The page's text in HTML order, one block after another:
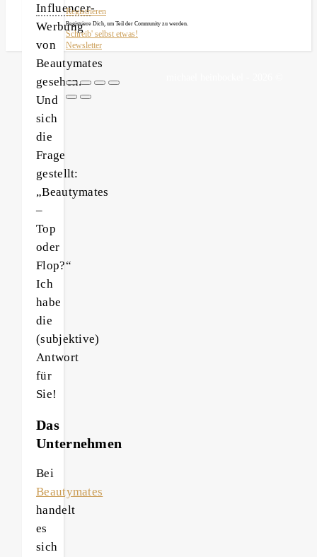
Influencer-
Werbung
von
Beautymates
gesehen.
Und
sich
die
Frage
gestellt:
„Beautymates
–
Top
oder
Flop?“
Ich
habe
die
(subjektive)
Antwort
für
Sie!
Das
Unternehmen
Bei
Beautymates
handelt
es
sich
Registrieren
Registriere Dich, um Teil der Community zu werden.
Schreib' selbst etwas!
Newsletter